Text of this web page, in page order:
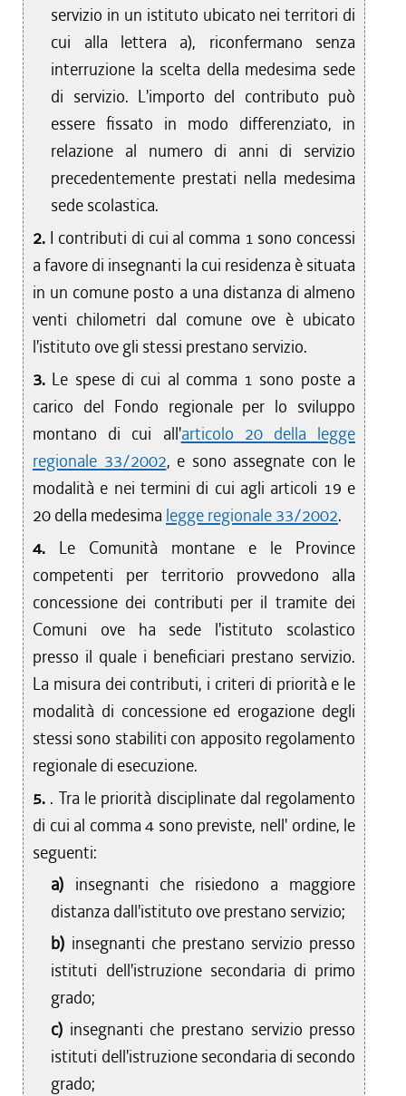
servizio in un istituto ubicato nei territori di
cui alla lettera a), riconfermano senza
interruzione la scelta della medesima sede
di servizio. L'importo del contributo può
essere fissato in modo differenziato, in
relazione al numero di anni di servizio
precedentemente prestati nella medesima
sede scolastica.
2. I contributi di cui al comma 1 sono concessi
a favore di insegnanti la cui residenza è situata
in un comune posto a una distanza di almeno
venti chilometri dal comune ove è ubicato
l'istituto ove gli stessi prestano servizio.
3. Le spese di cui al comma 1 sono poste a
carico del Fondo regionale per lo sviluppo
montano di cui all'articolo 20 della legge
regionale 33/2002, e sono assegnate con le
modalità e nei termini di cui agli articoli 19 e
20 della medesima legge regionale 33/2002.
4. Le Comunità montane e le Province
competenti per territorio provvedono alla
concessione dei contributi per il tramite dei
Comuni ove ha sede l'istituto scolastico
presso il quale i beneficiari prestano servizio.
La misura dei contributi, i criteri di priorità e le
modalità di concessione ed erogazione degli
stessi sono stabiliti con apposito regolamento
regionale di esecuzione.
5. . Tra le priorità disciplinate dal regolamento
di cui al comma 4 sono previste, nell' ordine, le
seguenti:
a) insegnanti che risiedono a maggiore
distanza dall'istituto ove prestano servizio;
b) insegnanti che prestano servizio presso
istituti dell'istruzione secondaria di primo
grado;
c) insegnanti che prestano servizio presso
istituti dell'istruzione secondaria di secondo
grado;